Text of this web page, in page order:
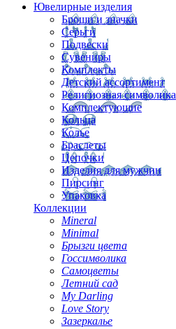
Ювелирные изделия
Броши и значки
Серьги
Подвески
Сувениры
Комплекты
Детский ассортимент
Религиозная символика
Комплектующие
Кольца
Колье
Браслеты
Цепочки
Изделия для мужчин
Пирсинг
Упаковка
Коллекции
Mineral
Minimal
Брызги цвета
Госсимволика
Самоцветы
Летний сад
My Darling
Love Story
Зазеркалье